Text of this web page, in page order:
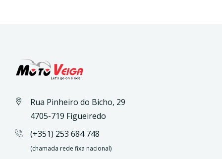
Rua Pinheiro do Bicho, 29
4705-719 Figueiredo
(+351) 253 684 748
(chamada rede fixa nacional)